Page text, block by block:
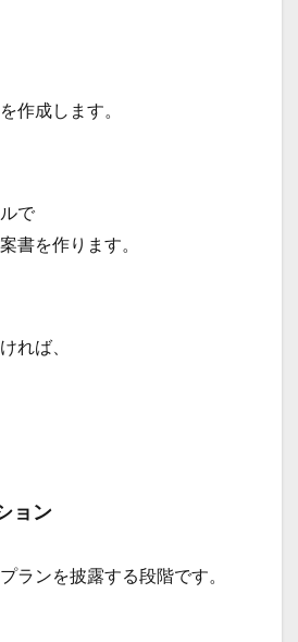
作成します。
で
書を作ります。
れば、
ョン
ランを披露する段階です。